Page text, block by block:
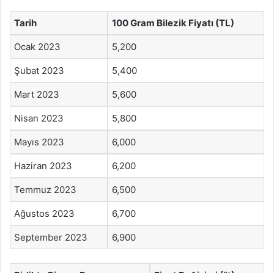
Tarih 100 Gram Bilezik Fiyatı (TL)
Ocak 2023 5,200
Şubat 2023 5,400
Mart 2023 5,600
Nisan 2023 5,800
Mayıs 2023 6,000
Haziran 2023 6,200
Temmuz 2023 6,500
Ağustos 2023 6,700
September 2023 6,900